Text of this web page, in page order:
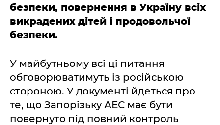
безпеки, повернення в Україну всіх
викрадених дітей і продовольчої
безпеки.
У майбутньому всі ці питання
обговорюватимуть із російською
стороною. У документі йдеться про
те, що Запорізьку АЕС має бути
повернуто під повний контроль